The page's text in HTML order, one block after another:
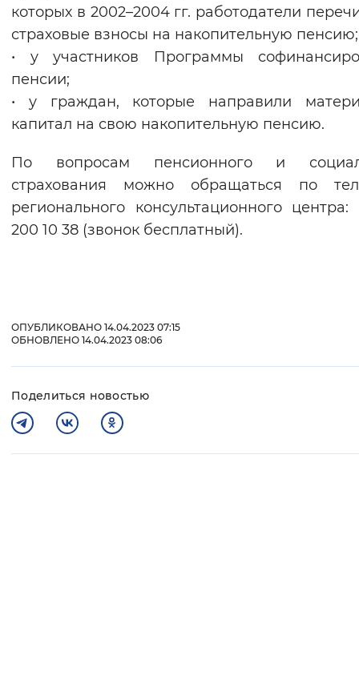
которых в 2002–2004 гг. работодатели
страховые взносы на накопительную пенсию;
• у участников Программы
пенсии;
• у граждан, которые направили
капитал на свою накопительную пенсию.
По вопросам пенсионного и
страхования можно обращаться по
регионального консультационного
200 10 38 (звонок бесплатный).
ОПУБЛИКОВАНО 14.04.2023 07:15
ОБНОВЛЕНО 14.04.2023 08:06
Поделиться новостью